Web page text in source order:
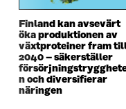
S
T
E
R
E
R
E
Finland kan avsevärt
öka produktionen av
växtproteiner fram
2040 – säkerställer
n och diversifierar
näringen